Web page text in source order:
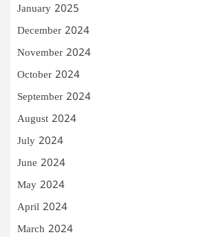
January 2025
December 2024
November 2024
October 2024
September 2024
August 2024
July 2024
June 2024
May 2024
April 2024
March 2024